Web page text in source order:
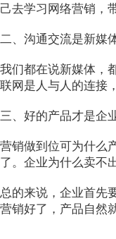
己去学习网络营销，
二、沟通交流是新媒
我们都在说新媒体，
联网是人与人的连接
三、好的产品才是企
营销做到位可为什么
了。企业为什么卖不
总的来说，企业首先
营销好了，产品自然